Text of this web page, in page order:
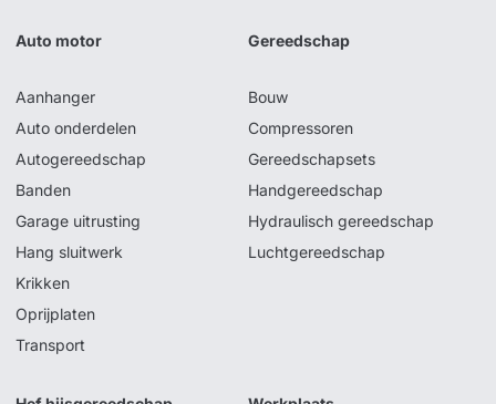
Auto motor
Aanhanger
Auto onderdelen
Autogereedschap
Banden
Garage uitrusting
Hang sluitwerk
Krikken
Oprijplaten
Transport
Gereedschap
Bouw
Compressoren
Gereedschapsets
Handgereedschap
Hydraulisch gereedschap
Luchtgereedschap